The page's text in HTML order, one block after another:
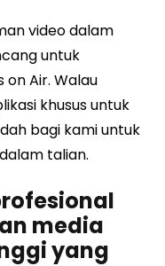
video dalam
untuk
Air. Walau
khusus untuk
bagi kami untuk
talian.
media
yang